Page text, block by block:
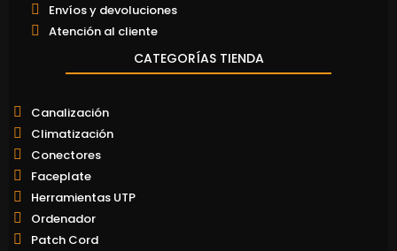
Envíos y devoluciones
Atención al cliente
CATEGORÍAS TIENDA
Canalización
Climatización
Conectores
Faceplate
Herramientas UTP
Ordenador
Patch Cord